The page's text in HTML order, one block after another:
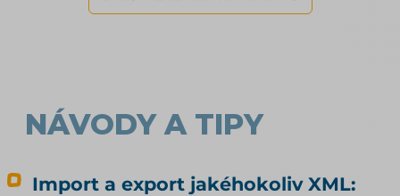
NÁVODY A TIPY
Import a export jakéhokoliv XML: